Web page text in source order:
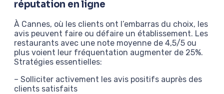
réputation en ligne
À Cannes, où les clients ont l’embarras du choix, les
avis peuvent faire ou défaire un établissement. Les
restaurants avec une note moyenne de 4,5/5 ou
plus voient leur fréquentation augmenter de 25%.
Stratégies essentielles:
– Solliciter activement les avis positifs auprès des
clients satisfaits